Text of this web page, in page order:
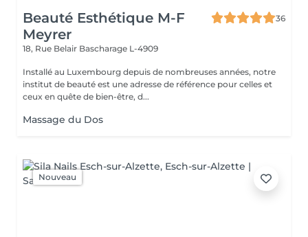
Beauté Esthétique M-F
Meyrer
36
18, Rue Belair Bascharage L-4909
Installé au Luxembourg depuis de nombreuses années, notre
institut de beauté est une adresse de référence pour celles et
ceux en quête de bien-être, d...
Massage du Dos
Nouveau